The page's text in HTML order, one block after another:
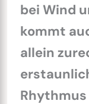
bei Wind
kommt
allein
Rhythmus